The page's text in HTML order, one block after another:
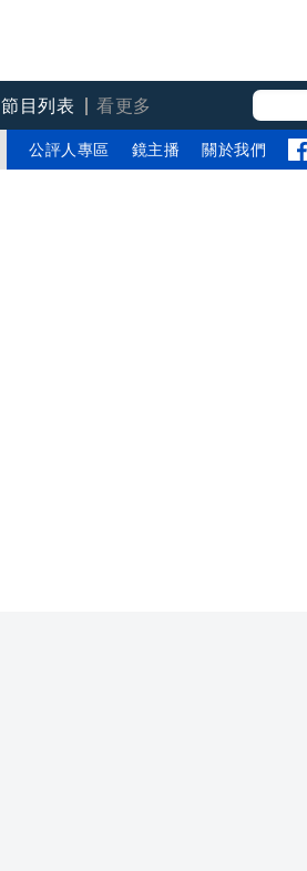
節目列表
看更多
公評人專區 鏡主播 關於我們